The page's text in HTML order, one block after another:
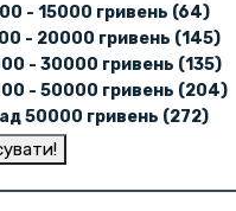
- 15000 гривень (64)
- 20000 гривень (145)
- 30000 гривень (135)
- 50000 гривень (204)
50000 гривень (272)